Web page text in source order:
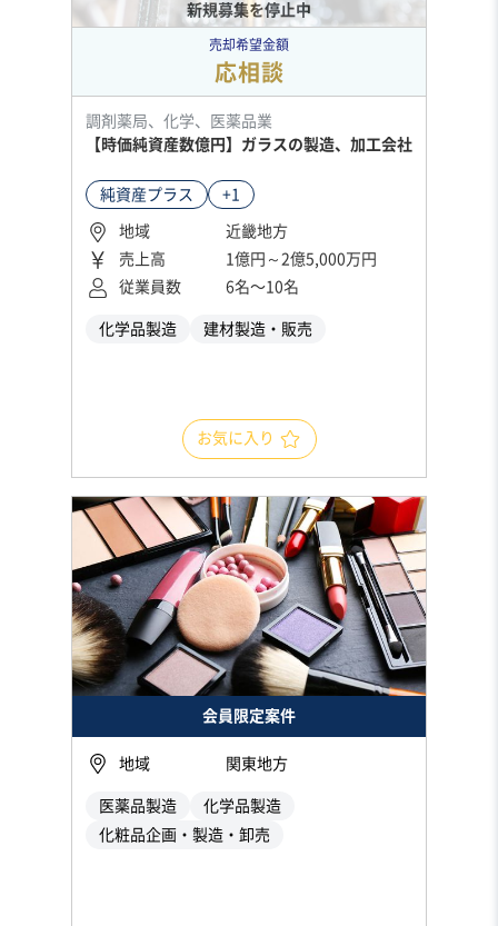
新規募集を停止中
売却希望金額
応相談
調剤薬局、化学、医薬品業
【時価純資産数億円】ガラスの製造、加工会社
純資産プラス +1
地域
近畿地方
売上高
1億円～2億5,000万円
従業員数
6名〜10名
化学品製造 建材製造・販売
お気に入り
会員限定案件
地域 関東地方
医薬品製造
化学品製造
化粧品企画・製造・卸売